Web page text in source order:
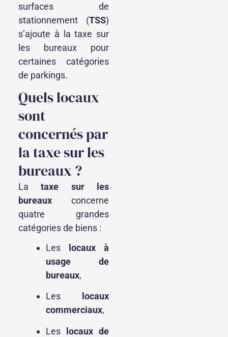
surfaces de
stationnement (TSS)
s’ajoute à la taxe sur
les bureaux pour
certaines catégories
de parkings.
Quels locaux
sont
concernés par
la taxe sur les
bureaux ?
Lataxe sur les
bureaux concerne
quatre grandes
catégories de biens :
Les locaux à
usage de
bureaux,
Les
locaux
commerciaux,
Les locaux de